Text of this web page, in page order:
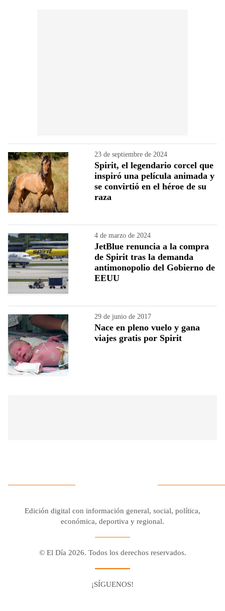
23 de septiembre de 2024
Spirit, el legendario corcel que
inspiró una película animada y
se convirtió en el héroe de su
raza
4 de marzo de 2024
JetBlue renuncia a la compra
de Spirit tras la demanda
antimonopolio del Gobierno de
EEUU
29 de junio de 2017
Nace en pleno vuelo y gana
viajes gratis por Spirit
Edición digital con información general, social, política,
económica, deportiva y regional.
© El Día 2026. Todos los derechos reservados.
¡SÍGUENOS!